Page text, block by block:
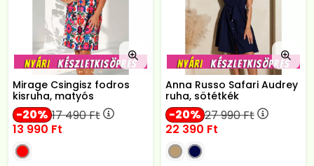
Mirage Csingisz fodros
kisruha, matyós
20 17 490Ft
13 990 Ft
Anna Russo Safari Audrey
ruha, sötétkék
20 27 990Ft
22 390 Ft